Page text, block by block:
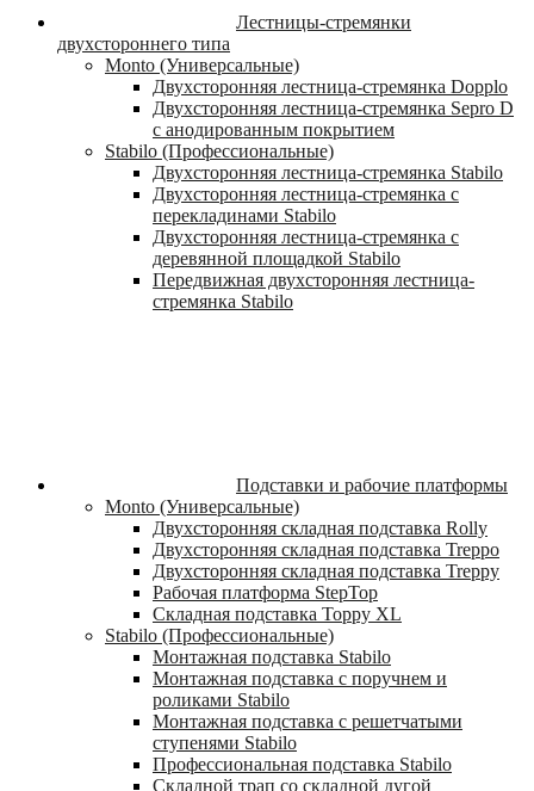
Лестницы-стремянки
двухстороннего типа
Monto (Универсальные)
Двухсторонняя лестница-стремянка Dopplo
Двухсторонняя лестница-стремянка Sepro D
с анодированным покрытием
Stabilo (Профессиональные)
Двухсторонняя лестница-стремянка Stabilo
Двухсторонняя лестница-стремянка с
перекладинами Stabilo
Двухсторонняя лестница-стремянка с
деревянной площадкой Stabilo
Передвижная двухсторонняя лестница-
стремянка Stabilo
Подставки и рабочие платформы
Monto (Универсальные)
Двухсторонняя складная подставка Rolly
Двухсторонняя складная подставка Treppo
Двухсторонняя складная подставка Treppy
Рабочая платформа StepTop
Складная подставка Toppy XL
Stabilo (Профессиональные)
Монтажная подставка Stabilo
Монтажная подставка с поручнем и
роликами Stabilo
Монтажная подставка с решетчатыми
ступенями Stabilo
Профессиональная подставка Stabilo
Складной трап со складной дугой